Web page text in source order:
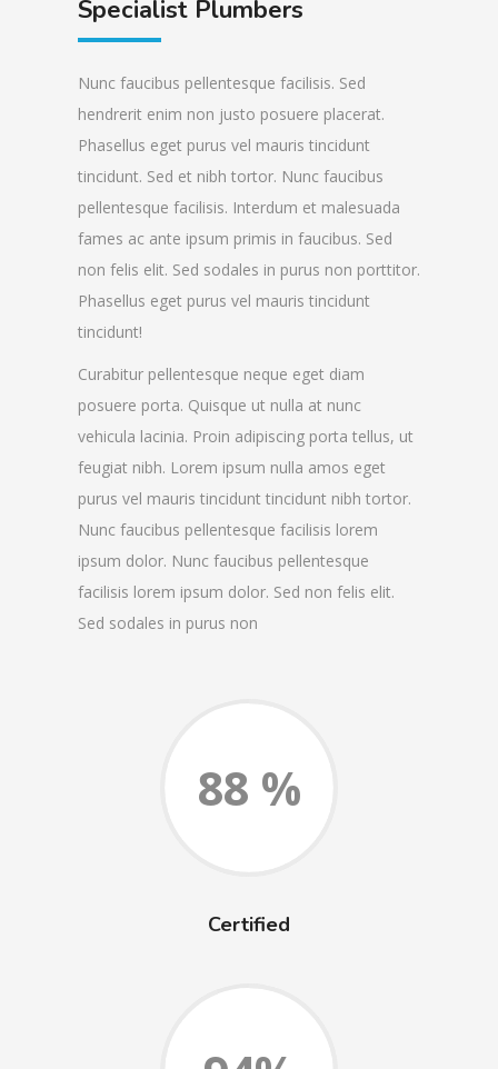
Specialist Plumbers
Nunc faucibus pellentesque facilisis. Sed
hendrerit enim non justo posuere placerat.
Phasellus eget purus vel mauris tincidunt
tincidunt. Sed et nibh tortor. Nunc faucibus
pellentesque facilisis. Interdum et malesuada
fames ac ante ipsum primis in faucibus. Sed
non felis elit. Sed sodales in purus non porttitor.
Phasellus eget purus vel mauris tincidunt
tincidunt!
Curabitur pellentesque neque eget diam
posuere porta. Quisque ut nulla at nunc
vehicula lacinia. Proin adipiscing porta tellus, ut
feugiat nibh. Lorem ipsum nulla amos eget
purus vel mauris tincidunt tincidunt nibh tortor.
Nunc faucibus pellentesque facilisis lorem
ipsum dolor. Nunc faucibus pellentesque
facilisis lorem ipsum dolor. Sed non felis elit.
Sed sodales in purus non
88 %
Certified